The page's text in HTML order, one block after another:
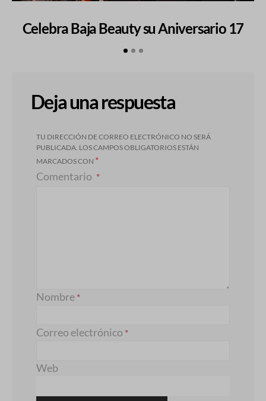
Celebra Baja Beauty su Aniversario 17
Deja una respuesta
TU DIRECCIÓN DE CORREO ELECTRÓNICO NO SERÁ
PUBLICADA. LOS CAMPOS OBLIGATORIOS ESTÁN
MARCADOS CON *
Comentario
Nombre *
Correo electrónico *
Web